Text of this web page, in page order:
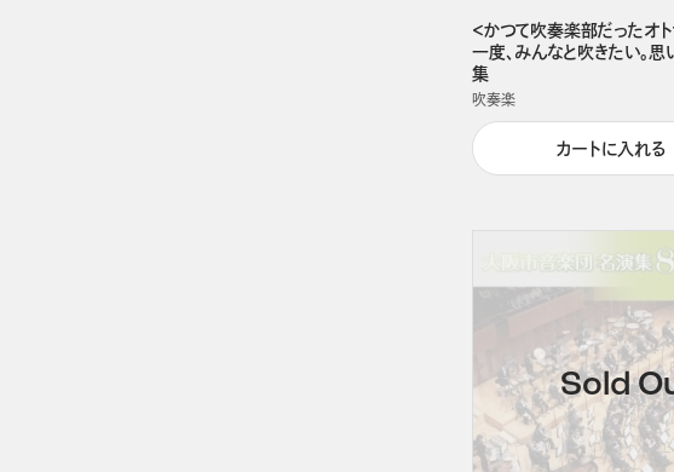
＜かつて吹奏楽部だったオ
一度、みんなと吹きたい。
集
吹奏楽
カートに入れる